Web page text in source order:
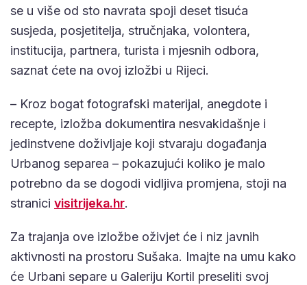
se u više od sto navrata spoji deset tisuća
susjeda, posjetitelja, stručnjaka, volontera,
institucija, partnera, turista i mjesnih odbora,
saznat ćete na ovoj izložbi u Rijeci.
– Kroz bogat fotografski materijal, anegdote i
recepte, izložba dokumentira nesvakidašnje i
jedinstvene doživljaje koji stvaraju događanja
Urbanog separea – pokazujući koliko je malo
potrebno da se dogodi vidljiva promjena, stoji na
stranici visitrijeka.hr.
Za trajanja ove izložbe oživjet će i niz javnih
aktivnosti na prostoru Sušaka. Imajte na umu kako
će Urbani separe u Galeriju Kortil preseliti svoj